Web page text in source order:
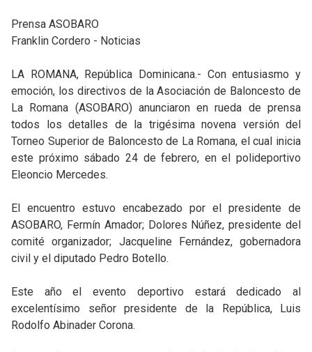
Prensa ASOBARO
Franklin Cordero - Noticias
LA ROMANA, República Dominicana.- Con entusiasmo y
emoción, los directivos de la Asociación de Baloncesto de
La Romana (ASOBARO) anunciaron en rueda de prensa
todos los detalles de la trigésima novena versión del
Torneo Superior de Baloncesto de La Romana, el cual inicia
este próximo sábado 24 de febrero, en el polideportivo
Eleoncio Mercedes.
El encuentro estuvo encabezado por el presidente de
ASOBARO, Fermín Amador; Dolores Núñez, presidente del
comité organizador; Jacqueline Fernández, gobernadora
civil y el diputado Pedro Botello.
Este año el evento deportivo estará dedicado al
excelentísimo señor presidente de la República, Luis
Rodolfo Abinader Corona.